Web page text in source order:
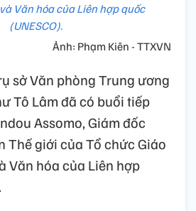
Văn hóa của Liên hợp quốc
(UNESCO).
Ảnh: Phạm Kiên - TTXVN
sở Văn phòng Trung ương
Tô Lâm đã có buổi tiếp
Assomo, Giám đốc
Thế giới của Tổ chức Giáo
Văn hóa của Liên hợp